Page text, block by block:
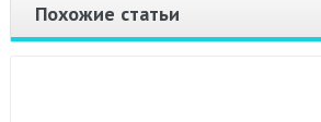
Похожие статьи